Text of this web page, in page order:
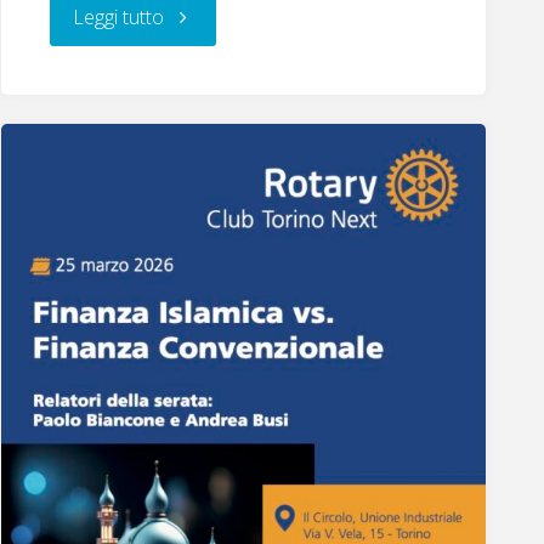
Leggi tutto"Mission
ETS"